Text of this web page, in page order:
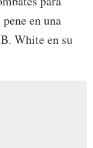
en una
White en su